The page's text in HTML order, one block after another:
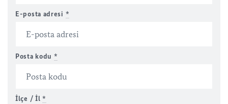
E-posta adresi *
Posta kodu *
İlçe / İl *